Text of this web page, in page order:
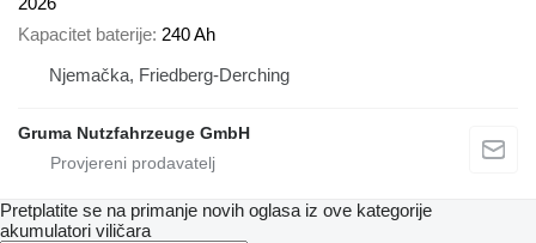
Kapacitet baterije 240 Ah
Njemačka, Friedberg-Derching
Gruma Nutzfahrzeuge GmbH
Pretplatite se na primanje novih oglasa iz ove kategorije
akumulatori viličara